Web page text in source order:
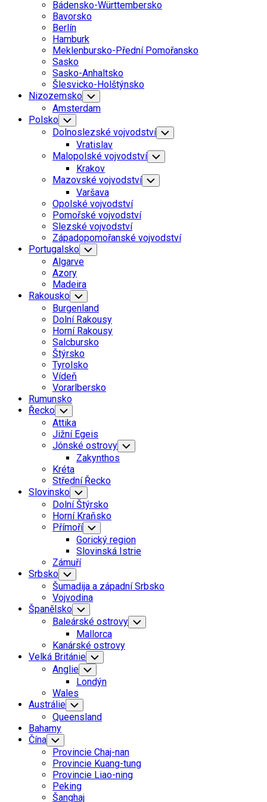
Menu
Bádensko-Württembersko
Bavorsko
Berlín
Hamburk
Meklenbursko-Přední Pomořansko
Sasko
Sasko-Anhaltsko
Šlesvicko-Holštýnsko
Nizozemsko Toggle
Child
Menu
Amsterdam
Polsko Toggle
Child
Menu
Dolnoslezské vojvodství Toggle
Child
Menu
Vratislav
Malopolské vojvodství Toggle
Child
Menu
Krakov
Mazovské vojvodství Toggle
Child
Varšava
Opolské vojvodství
Pomořské vojvodství
Slezské vojvodství
Západopomořanské vojvodství
Portugalsko Toggle
Child
Menu
Algarve
Azory
Madeira
Rakousko Toggle
Child
Menu
Burgenland
Dolní Rakousy
Horní Rakousy
Salcbursko
Štýrsko
Tyrolsko
Vídeň
Vorarlbersko
Rumunsko
Řecko Toggle
Child
Menu
Attika
Jižní Egeis
Jónské ostrovy Toggle
Child
Zakynthos
Kréta
Střední Řecko
Slovinsko Toggle
Child
Menu
Dolní Štýrsko
Horní Kraňsko
Přímoří Toggle
Child
Menu
Gorický region
Slovinská Istrie
Zámuří
Srbsko Toggle
Child
Menu
Šumadija a západní Srbsko
Vojvodina
Španělsko Toggle
Child
Menu
Baleárské ostrovy Toggle
Child
Mallorca
Kanárské ostrovy
Velká Británie Toggle
Child
Menu
Anglie Toggle
Child
Menu
Londýn
Wales
Austrálie Toggle
Child
Menu
Queensland
Bahamy
Čína Toggle
Child
Menu
Provincie Chaj-nan
Provincie Kuang-tung
Provincie Liao-ning
Peking
Šanghaj